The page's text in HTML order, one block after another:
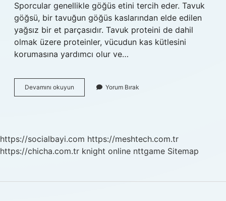
Sporcular genellikle göğüs etini tercih eder. Tavuk
göğsü, bir tavuğun göğüs kaslarından elde edilen
yağsız bir et parçasıdır. Tavuk proteini de dahil
olmak üzere proteinler, vücudun kas kütlesini
korumasına yardımcı olur ve…
Devamını okuyun
Etinin
Yorum Bırak
https://socialbayi.com https://meshtech.com.tr
https://chicha.com.tr knight online nttgame Sitemap